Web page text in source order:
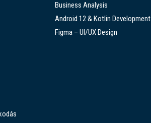
Business Analysis
Android 12 & Kotlin Development
Figma – UI/UX Design